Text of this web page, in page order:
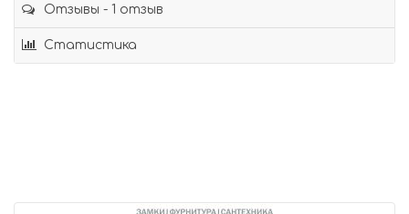
Отзывы - 1 отзыв
Статистика